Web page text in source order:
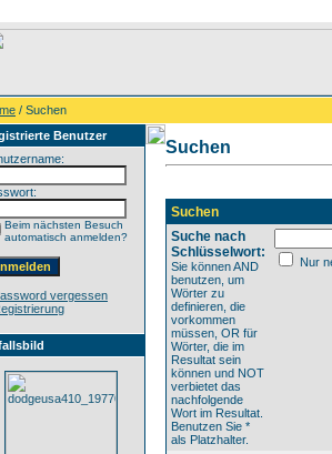
/ Suchen
Benutzer
Beim nächsten Besuch
automatisch anmelden?
vergessen
Suchen
Suchen
Suche nach
Schlüsselwort:
Sie können AND
benutzen, um
Wörter zu
definieren, die
vorkommen
müssen, OR für
Wörter, die im
Resultat sein
können und NOT
verbietet das
nachfolgende
Wort im Resultat.
Benutzen Sie *
als Platzhalter.
Nur